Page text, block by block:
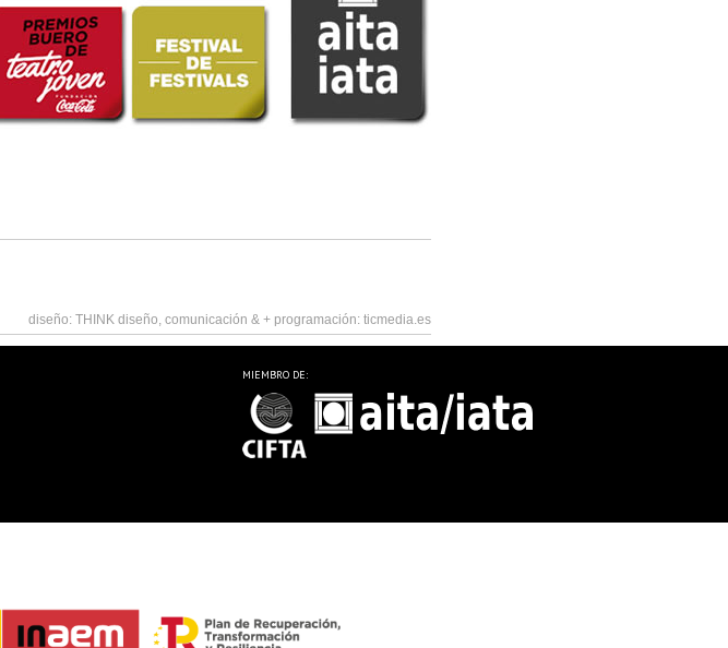
diseño: THINK diseño, comunicación & + programación: ticmedia.es
MIEMBRO DE: